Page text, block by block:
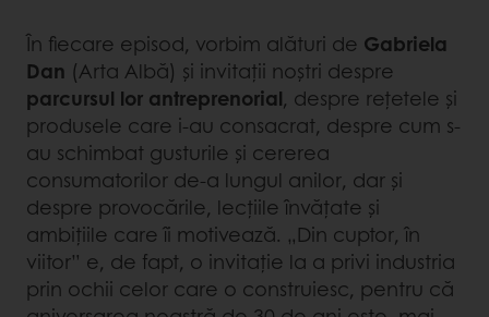
În fiecare episod, vorbim alături de Gabriela
Dan (Arta Albă) și invitații noștri despre
parcursul lor antreprenorial, despre rețetele și
produsele care i-au consacrat, despre cum s-
au schimbat gusturile și cererea
consumatorilor de-a lungul anilor, dar și
despre provocările, lecțiile învățate și
ambițiile care îi motivează. „Din cuptor, în
viitor” e, de fapt, o invitație la a privi industria
prin ochii celor care o construiesc, pentru că